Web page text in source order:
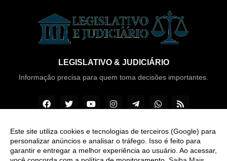
LEGISLATIVO & JUDICIÁRIO
Informação precisa para quem toma decisões importantes.
Copyright © 2026Legislativo & Judiciário
Este site utiliza cookies e tecnologias de terceiros (Google) para
personalizar anúncios e analisar o tráfego. Isso é feito para
garantir e entregar a melhor experiência ao usuário. Ao acessar,